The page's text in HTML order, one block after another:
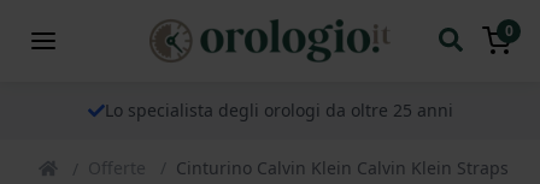
0
Lo specialista degli orologi da oltre 25 anni
Offerte Cinturino Calvin Klein Calvin Klein Straps